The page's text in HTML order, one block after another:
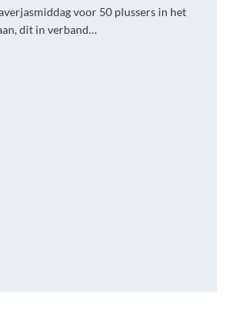
voor 50 plussers in het
dit in verband…